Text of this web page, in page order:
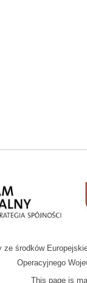
ze środków
Operacyjnego
This page is